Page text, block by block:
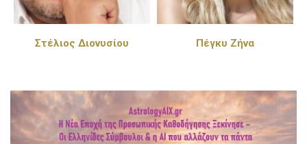
Στέλιος Διονυσίου Πέγκυ Ζήνα